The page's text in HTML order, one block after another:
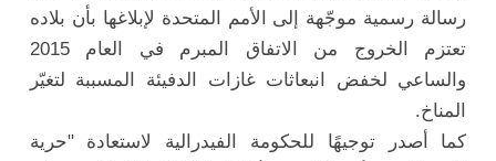
رسالة رسمية موجّهة إلى الأمم المتحدة لإبلاغها بأن بلاده
تعتزم الخروج من الاتفاق المبرم في العام 2015
والساعي لخفض انبعاثات غازات الدفيئة المسببة لتغيّر
المناخ.
كما أصدر توجيهًا للحكومة الفيدرالية لاستعادة "حرية